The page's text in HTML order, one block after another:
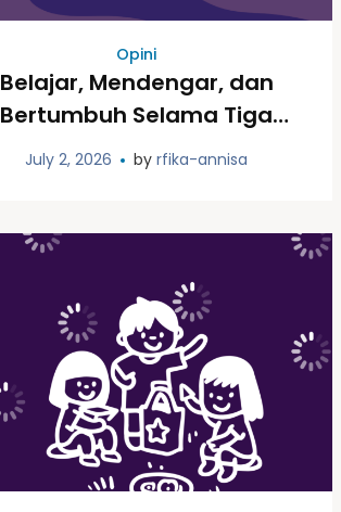
Opini
Belajar, Mendengar, dan
Bertumbuh Selama Tiga
Bulan di Rifka Annisa
July 2, 2026 byrfika-annisa